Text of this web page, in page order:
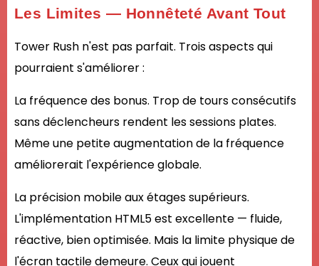
Les Limites — Honnêteté Avant Tout
Tower Rush n'est pas parfait. Trois aspects qui
pourraient s'améliorer :
La fréquence des bonus. Trop de tours consécutifs
sans déclencheurs rendent les sessions plates.
Même une petite augmentation de la fréquence
améliorerait l'expérience globale.
La précision mobile aux étages supérieurs.
L'implémentation HTML5 est excellente — fluide,
réactive, bien optimisée. Mais la limite physique de
l'écran tactile demeure. Ceux qui jouent